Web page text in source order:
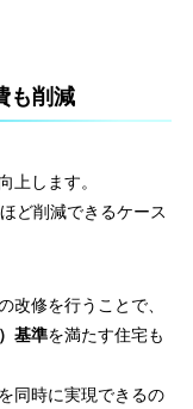
も削減
します。
ど削減できるケース
修を行うことで、
基準を満たす住宅も
同時に実現できるの